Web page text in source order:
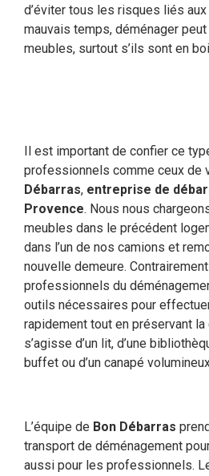
d’éviter tous les risques liés
mauvais temps, déménager
meubles, surtout s’ils sont en
Il est important de confier ce
professionnels comme ceux de
Débarras, entreprise de
Provence. Nous nous
meubles dans le précédent
dans l’un de nos camions et
nouvelle demeure.
professionnels du
outils nécessaires pour
rapidement tout en préservant la
s’agisse d’un lit, d’une
buffet ou d’un canapé
L’équipe de Bon Débarras
transport de déménagement
aussi pour les professionnels.